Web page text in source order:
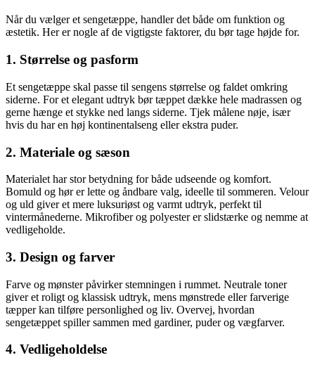
Når du vælger et sengetæppe, handler det både om funktion og
æstetik. Her er nogle af de vigtigste faktorer, du bør tage højde for.
1. Størrelse og pasform
Et sengetæppe skal passe til sengens størrelse og faldet omkring
siderne. For et elegant udtryk bør tæppet dække hele madrassen og
gerne hænge et stykke ned langs siderne. Tjek målene nøje, især
hvis du har en høj kontinentalseng eller ekstra puder.
2. Materiale og sæson
Materialet har stor betydning for både udseende og komfort.
Bomuld og hør er lette og åndbare valg, ideelle til sommeren. Velour
og uld giver et mere luksuriøst og varmt udtryk, perfekt til
vintermånederne. Mikrofiber og polyester er slidstærke og nemme at
vedligeholde.
3. Design og farver
Farve og mønster påvirker stemningen i rummet. Neutrale toner
giver et roligt og klassisk udtryk, mens mønstrede eller farverige
tæpper kan tilføre personlighed og liv. Overvej, hvordan
sengetæppet spiller sammen med gardiner, puder og vægfarver.
4. Vedligeholdelse